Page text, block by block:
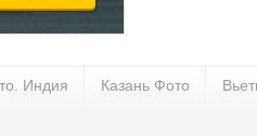
Индия Казань Фото